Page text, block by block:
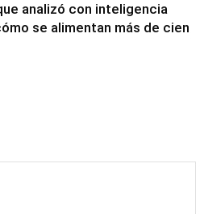
analizó con inteligencia
se alimentan más de cien